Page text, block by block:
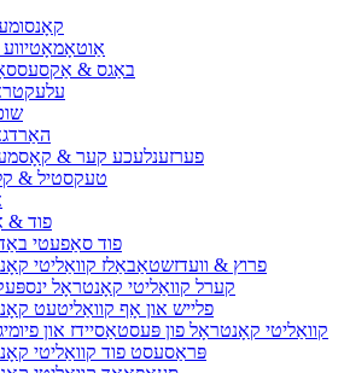
באַגס &
פערזענלעכע קער &
טעקסטיל &
פוד &
פוד סאַפעטי
פרוץ & וועדזשטאַבאַלז קוואַליטי
קערל קוואַליטי קאָנטראָל
פלייש און אָף קוואַליטעט
קוואַליטי קאָנטראָל פון פּעסטאַסיידז און
פּראַסעסט פוד קוואַליטי